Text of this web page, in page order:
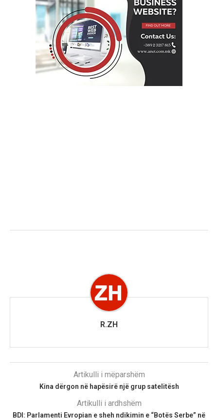
R.ZH
Artikulli i mëparshëm
Kina dërgon në hapësirë një grup satelitësh
Artikulli i ardhshëm
BDI: Parlamenti Evropian e sheh ndikimin e “Botës Serbe” në